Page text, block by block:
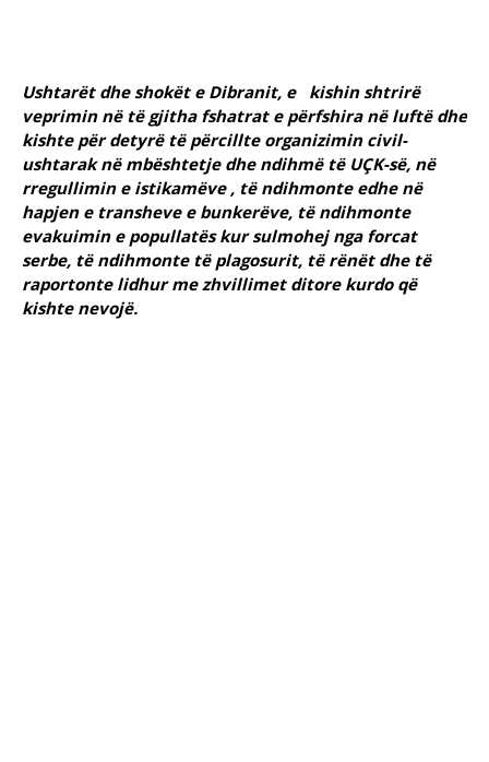
Ushtarët dhe shokët e Dibranit, e kishin shtrirë
veprimin në të gjitha fshatrat e përfshira në luftë dhe
kishte për detyrë të përcillte organizimin civil-
ushtarak në mbështetje dhe ndihmë të UÇK-së, në
rregullimin e istikamëve , të ndihmonte edhe në
hapjen e transheve e bunkerëve, të ndihmonte
evakuimin e popullatës kur sulmohej nga forcat
serbe, të ndihmonte të plagosurit, të rënët dhe të
raportonte lidhur me zhvillimet ditore kurdo që
kishte nevojë.